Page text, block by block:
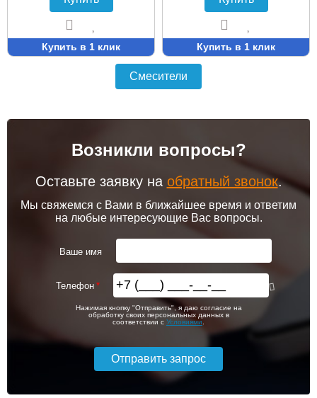
Купить в 1 клик Купить в 1 клик
Смесители
Возникли вопросы?
Оставьте заявку на обратный звонок.
Мы свяжемся с Вами в ближайшее время и ответим
на любые интересующие Вас вопросы.
Ваше имя
Телефон
Нажимая кнопку "Отправить", я даю согласие на
обработку своих персональных данных в
соответствии с Условиями